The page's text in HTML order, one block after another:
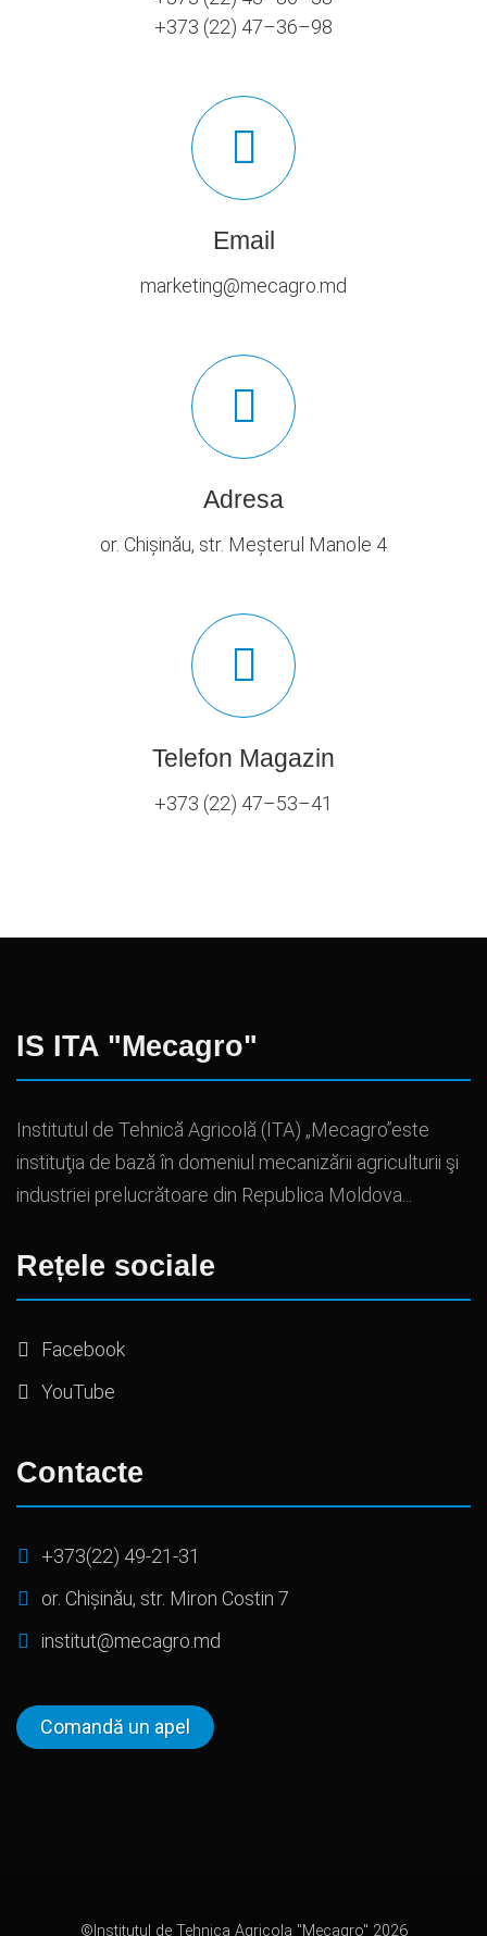
+373 (22) 47–36–98
Email
marketing@mecagro.md
Adresa
or. Chișinău, str. Meșterul Manole 4
Telefon Magazin
+373 (22) 47–53–41
IS ITA "Mecagro"
Institutul de Tehnică Agricolă (ITA) „Mecagro”este
instituţia de bază în domeniul mecanizării agriculturii şi
industriei prelucrătoare din Republica Moldova...
Rețele sociale
Facebook
YouTube
Contacte
+373(22) 49-21-31
or. Chișinău, str. Miron Costin 7
institut@mecagro.md
Comandă un apel
©Institutul de Tehnica Agricola "Mecagro" 2026